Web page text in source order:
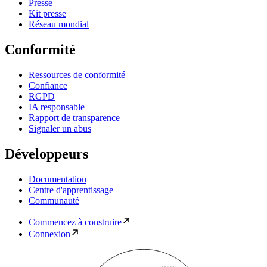
Presse
Kit presse
Réseau mondial
Conformité
Ressources de conformité
Confiance
RGPD
IA responsable
Rapport de transparence
Signaler un abus
Développeurs
Documentation
Centre d'apprentissage
Communauté
Commencez à construire
Connexion